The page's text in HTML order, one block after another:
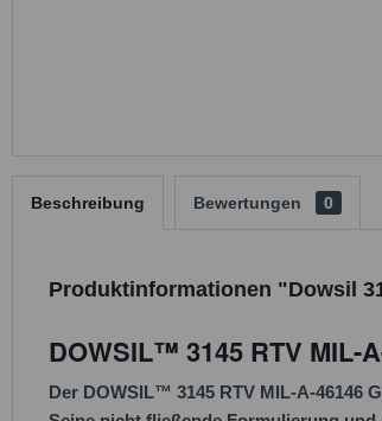
Beschreibung Bewertungen 0
Produktinformationen "Dowsil
DOWSIL™ 3145 RTV MIL-
Der DOWSIL™ 3145 RTV MIL-A-